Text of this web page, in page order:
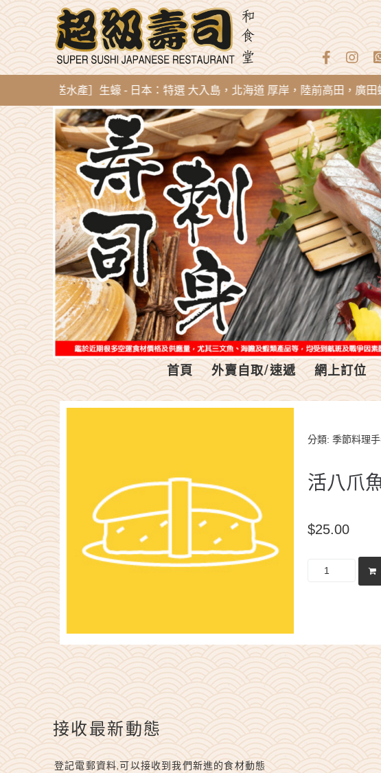
直送水產］生蠔 - 日本：特選 大入島，北海道 厚岸，陸前高田，廣田蠔，
首頁 外賣自取/速遞 網上訂位
分類: 季節料理
活八爪
$25.00
接收最新動態
登記電郵資料,可以接收到我們新進的食材動態